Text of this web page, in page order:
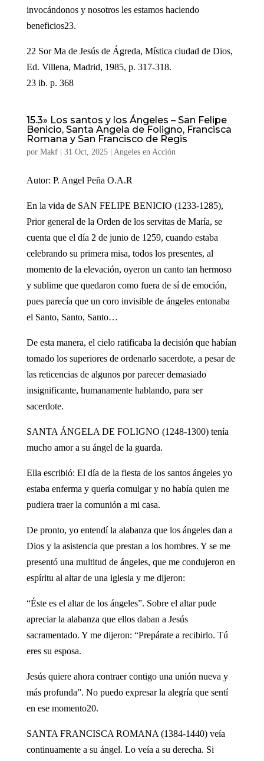
invocándonos y nosotros les estamos haciendo
beneficios23.
22 Sor Ma de Jesús de Ágreda, Mística ciudad de Dios,
Ed. Villena, Madrid, 1985, p. 317-318.
23 ib. p. 368
15.3» Los santos y los Ángeles – San Felipe
Benicio, Santa Angela de Foligno, Francisca
Romana y San Francisco de Regis
por Makf| 31 Oct, 2025| Angeles en Acción
Autor: P. Angel Peña O.A.R
En la vida de SAN FELIPE BENICIO (1233-1285),
Prior general de la Orden de los servitas de María, se
cuenta que el día 2 de junio de 1259, cuando estaba
celebrando su primera misa, todos los presentes, al
momento de la elevación, oyeron un canto tan hermoso
y sublime que quedaron como fuera de sí de emoción,
pues parecía que un coro invisible de ángeles entonaba
el Santo, Santo, Santo…
De esta manera, el cielo ratificaba la decisión que habían
tomado los superiores de ordenarlo sacerdote, a pesar de
las reticencias de algunos por parecer demasiado
insignificante, humanamente hablando, para ser
sacerdote.
SANTA ÁNGELA DE FOLIGNO (1248-1300) tenía
mucho amor a su ángel de la guarda.
Ella escribió: El día de la fiesta de los santos ángeles yo
estaba enferma y quería comulgar y no había quien me
pudiera traer la comunión a mi casa.
De pronto, yo entendí la alabanza que los ángeles dan a
Dios y la asistencia que prestan a los hombres. Y se me
presentó una multitud de ángeles, que me condujeron en
espíritu al altar de una iglesia y me dijeron:
“Éste es el altar de los ángeles”. Sobre el altar pude
apreciar la alabanza que ellos daban a Jesús
sacramentado. Y me dijeron: “Prepárate a recibirlo. Tú
eres su esposa.
Jesús quiere ahora contraer contigo una unión nueva y
más profunda”. No puedo expresar la alegría que sentí
en ese momento20.
SANTA FRANCISCA ROMANA (1384-1440) veía
continuamente a su ángel. Lo veía a su derecha. Si